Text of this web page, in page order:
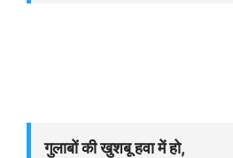
गुलाबों की खुशबू हवा में हो,